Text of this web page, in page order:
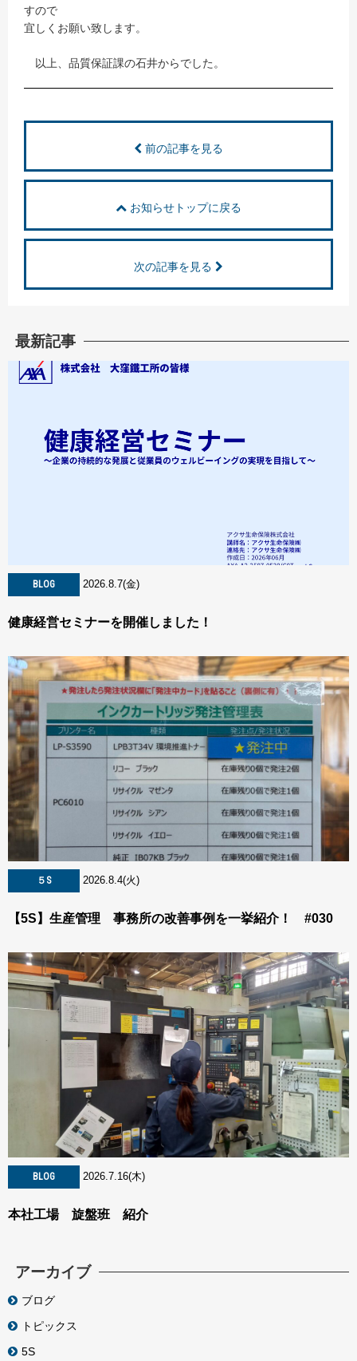
すので
宜しくお願い致します。
以上、品質保証課の石井からでした。
前の記事を見る
お知らせトップに戻る
次の記事を見る
最新記事
BLOG 2026.8.7(金)
健康経営セミナーを開催しました！
５S 2026.8.4(火)
【5S】生産管理 事務所の改善事例を一挙紹介！ #030
BLOG 2026.7.16(木)
本社工場 旋盤班 紹介
アーカイブ
ブログ
トピックス
5S